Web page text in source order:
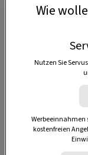
Wie
Nutzen Sie
Werbeeinnahmen
kostenfreien